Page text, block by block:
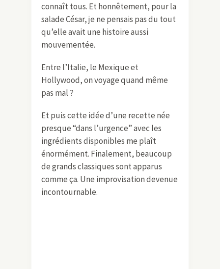
connaît tous. Et honnêtement, pour la
salade César, je ne pensais pas du tout
qu’elle avait une histoire aussi
mouvementée.
Entre l’Italie, le Mexique et
Hollywood, on voyage quand même
pas mal ?
Et puis cette idée d’une recette née
presque “dans l’urgence” avec les
ingrédients disponibles me plaît
énormément. Finalement, beaucoup
de grands classiques sont apparus
comme ça. Une improvisation devenue
incontournable.